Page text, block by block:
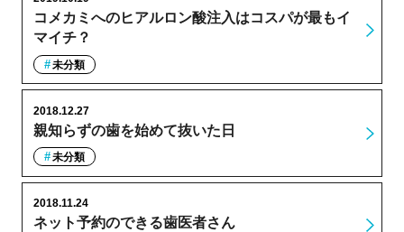
コメカミへのヒアルロン酸注入はコスパが最もイ
マイチ？
未分類
親知らずの歯を始めて抜いた日
2018.12.27
未分類
ネット予約のできる歯医者さん
2018.11.24